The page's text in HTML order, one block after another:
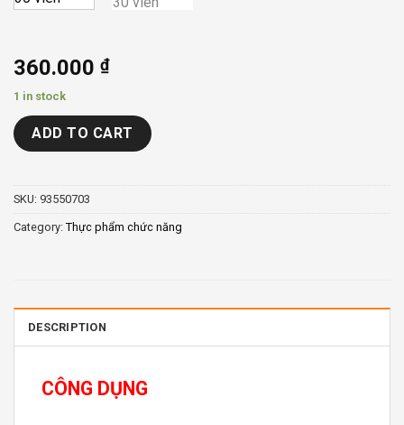
360.000 ₫
1 in stock
ADD TO CART
SKU: 93550703
Category: Thực phẩm chức năng
DESCRIPTION
CÔNG DỤNG